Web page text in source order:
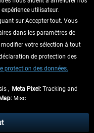
description contraire.
utilisateur.
sur Accepter tout. Vous
dans les paramètres de
votre sélection à tout
de protection des
protection des données.
, Meta Pixel: Tracking and
Misc